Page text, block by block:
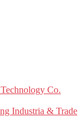
Co.
Industria & Trade